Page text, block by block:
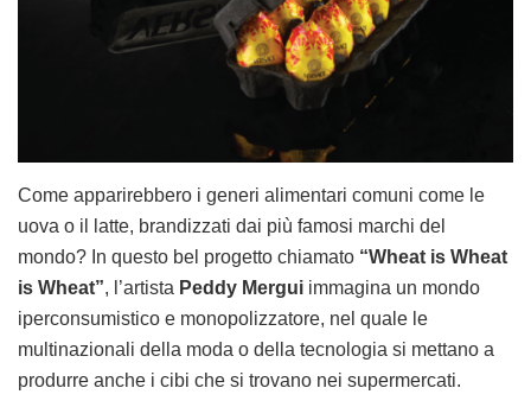
Come apparirebbero i generi alimentari comuni come le
uova o il latte, brandizzati dai più famosi marchi del
mondo? In questo bel progetto chiamato “Wheat is Wheat
is Wheat”, l’artista Peddy Mergui immagina un mondo
iperconsumistico e monopolizzatore, nel quale le
multinazionali della moda o della tecnologia si mettano a
produrre anche i cibi che si trovano nei supermercati.